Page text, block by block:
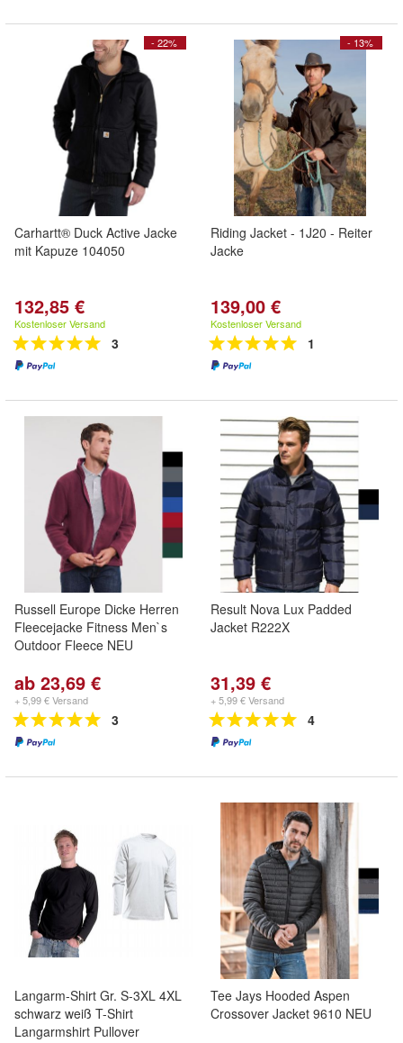
- 22%
Carhartt® Duck Active Jacke
mit Kapuze 104050
132,85 €
Kostenloser Versand
3
- 13%
Riding Jacket - 1J20 - Reiter
Jacke
139,00 €
Kostenloser Versand
1
Russell Europe Dicke Herren
Fleecejacke Fitness Men`s
Outdoor Fleece NEU
ab 23,69 €
+ 5,99 € Versand
3
Result Nova Lux Padded
Jacket R222X
31,39 €
+ 5,99 € Versand
4
Langarm-Shirt Gr. S-3XL 4XL
schwarz weiß T-Shirt
Langarmshirt Pullover
Tee Jays Hooded Aspen
Crossover Jacket 9610 NEU